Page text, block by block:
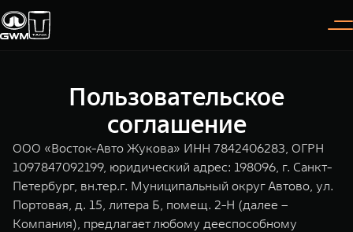
Модели
Покупателям
Спецпредложения
Конфигуратор
Владельцам
ГАРАНТИЯ И ПОДДЕРЖКА
Гарантия
Помощь на дороге
О дилере
О нас
35 лет GWM
Пользовательское
соглашение
ООО «Восток-Авто Жукова» ИНН 7842406283, ОГРН
1097847092199, юридический адрес: 198096, г. Санкт-
Петербург, вн.тер.г. Муниципальный округ Автово, ул.
Портовая, д. 15, литера Б, помещ. 2-Н (далее –
Компания), предлагает любому дееспособному